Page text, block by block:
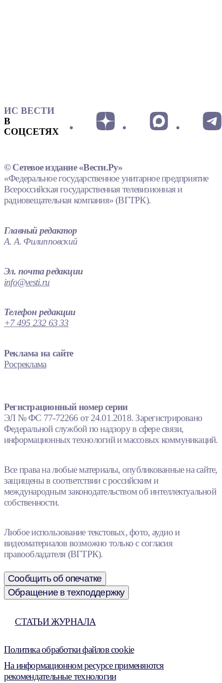
ИС ВЕСТИ
В
СОЦСЕТЯХ
© Сетевое издание «Вести.Ру»
«Федеральное государственное унитарное предприятие
Всероссийская государственная телевизионная и
радиовещательная компания» (ВГТРК).
Главный редактор
А. А. Филипповский
Эл. почта редакции
info@vesti.ru
Телефон редакции
+7 495 232 63 33
Реклама на сайте
Росреклама
Регистрационный номер серии
ЭЛ № ФС 77-72266 от 24.01.2018. Зарегистрировано
Федеральной службой по надзору в сфере связи,
информационных технологий и массовых коммуникаций.
Все права на любые материалы, опубликованные на сайте,
защищены в соответствии с российским и
международным законодательством об интеллектуальной
собственности.
Любое использование текстовых, фото, аудио и
видеоматериалов возможно только с согласия
правообладателя (ВГТРК).
Сообщить об опечатке
Обращение в техподдержку
СТАТЬИ ЖУРНАЛА
Политика обработки файлов cookie
На информационном ресурсе применяются
рекомендательные технологии